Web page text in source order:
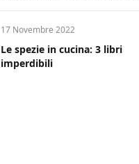
17 Novembre 2022
Le spezie in cucina: 3 libri
imperdibili